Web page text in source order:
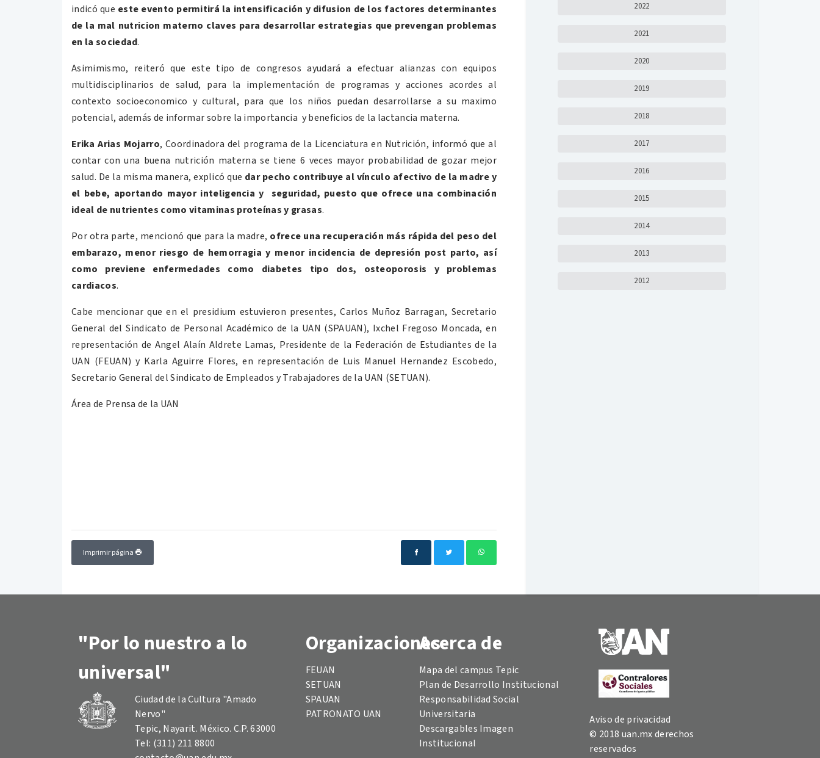
indicó que este evento permitirá la intensificación y difusion de los factores determinantes
de la mal nutricion materno claves para desarrollar estrategias que prevengan problemas
en la sociedad.
Asimimismo, reiteró que este tipo de congresos ayudará a efectuar alianzas con equipos
multidisciplinarios de salud, para la implementación de programas y acciones acordes al
contexto socioeconomico y cultural, para que los niños puedan desarrollarse a su maximo
potencial, además de informar sobre la importancia y beneficios de la lactancia materna.
Erika Arias Mojarro, Coordinadora del programa de la Licenciatura en Nutrición, informó que al
contar con una buena nutrición materna se tiene 6 veces mayor probabilidad de gozar mejor
salud. De la misma manera, explicó que dar pecho contribuye al vínculo afectivo de la madre y
el bebe, aportando mayor inteligencia y seguridad, puesto que ofrece una combinación
ideal de nutrientes como vitaminas proteínas y grasas.
Por otra parte, mencionó que para la madre, ofrece una recuperación más rápida del peso del
embarazo, menor riesgo de hemorragia y menor incidencia de depresión post parto, así
como previene enfermedades como diabetes tipo dos, osteoporosis y problemas
cardiacos.
Cabe mencionar que en el presidium estuvieron presentes, Carlos Muñoz Barragan, Secretario
General del Sindicato de Personal Académico de la UAN (SPAUAN), Ixchel Fregoso Moncada, en
representación de Angel Alaín Aldrete Lamas, Presidente de la Federación de Estudiantes de la
UAN (FEUAN) y Karla Aguirre Flores, en representación de Luis Manuel Hernandez Escobedo,
Secretario General del Sindicato de Empleados y Trabajadores de la UAN (SETUAN).
Área de Prensa de la UAN
Imprimir página
2022
2021
2020
2019
2018
2017
2016
2015
2014
2013
2012
"Por lo nuestro a lo
universal"
Ciudad de la Cultura "Amado
Nervo"
Tepic, Nayarit. México. C.P. 63000
Tel: (311) 211 8800
Organizaciones
FEUAN
SETUAN
SPAUAN
PATRONATO UAN
Acerca de
Mapa del campus Tepic
Plan de Desarrollo Institucional
Responsabilidad Social
Universitaria
Descargables Imagen
Institucional
Aviso de privacidad
© 2018 uan.mx derechos
reservados